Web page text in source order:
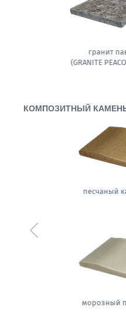
КОМПОЗИТНЫЙ
Предыдущий